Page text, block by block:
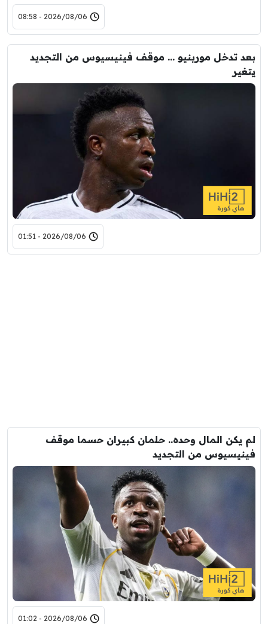
2026/08/06 - 08:58
بعد تدخل مورينيو … موقف فينيسيوس من التجديد
يتغير
2026/08/06 - 01:51
لم يكن المال وحده.. حلمان كبيران حسما موقف
فينيسيوس من التجديد
2026/08/06 - 01:02